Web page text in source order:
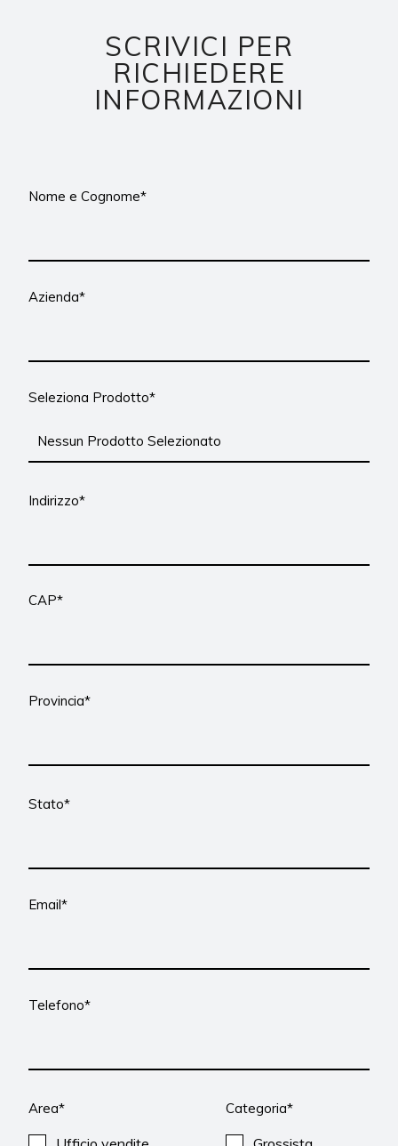
SCRIVICI PER
RICHIEDERE
INFORMAZIONI
Nome e Cognome*
Azienda*
Seleziona Prodotto*
Indirizzo*
CAP*
Provincia*
Stato*
Email*
Telefono*
Area* Categoria*